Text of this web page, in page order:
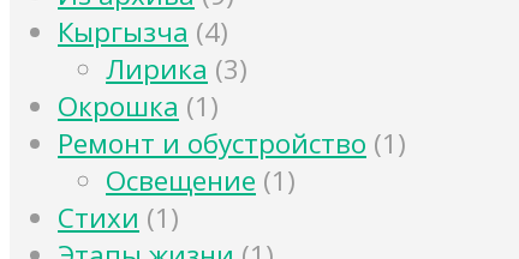
Кыргызча (4)
Лирика (3)
Окрошка (1)
Ремонт и обустройство (1)
Освещение (1)
Стихи (1)